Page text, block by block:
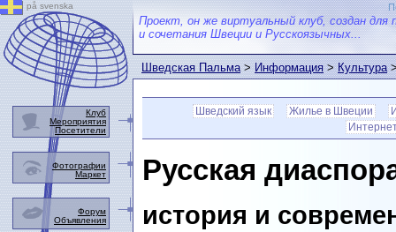
Проект, он же виртуальный клуб, создан для
и сочетания Швеции и Русскоязычных...
Шведская Пальма>Информация>Культура
история и современность
Шведский язык Жилье в Швеции
Русская
история и
på svenska
Клуб
Мероприятия
Посетители
Фотографии
Маркет
Форум
Объявления